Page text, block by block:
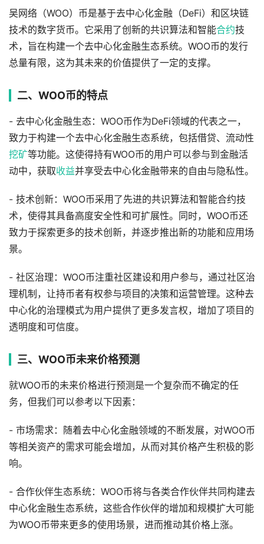
吴网络（WOO）币是基于去中心化金融（DeFi）和区块链
技术的数字货币。它采用了创新的共识算法和智能合约技
术，旨在构建一个去中心化金融生态系统。WOO币的发行
总量有限，这为其未来的价值提供了一定的支撑。
二、WOO币的特点
- 去中心化金融生态：WOO币作为DeFi领域的代表之一，
致力于构建一个去中心化金融生态系统，包括借贷、流动性
挖矿等功能。这使得持有WOO币的用户可以参与到金融活
动中，获取收益并享受去中心化金融带来的自由与隐私性。
- 技术创新：WOO币采用了先进的共识算法和智能合约技
术，使得其具备高度安全性和可扩展性。同时，WOO币还
致力于探索更多的技术创新，并逐步推出新的功能和应用场
景。
- 社区治理：WOO币注重社区建设和用户参与，通过社区治
理机制，让持币者有权参与项目的决策和运营管理。这种去
中心化的治理模式为用户提供了更多发言权，增加了项目的
透明度和可信度。
三、WOO币未来价格预测
就WOO币的未来价格进行预测是一个复杂而不确定的任
务，但我们可以参考以下因素：
- 市场需求：随着去中心化金融领域的不断发展，对WOO币
等相关资产的需求可能会增加，从而对其价格产生积极的影
响。
- 合作伙伴生态系统：WOO币将与各类合作伙伴共同构建去
中心化金融生态系统，这些合作伙伴的增加和规模扩大可能
为WOO币带来更多的使用场景，进而推动其价格上涨。